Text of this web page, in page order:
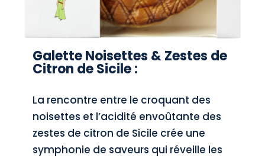
Galette Noisettes & Zestes de
Citron de Sicile :
La rencontre entre le croquant des
noisettes et l’acidité envoûtante des
zestes de citron de Sicile crée une
symphonie de saveurs qui réveille les